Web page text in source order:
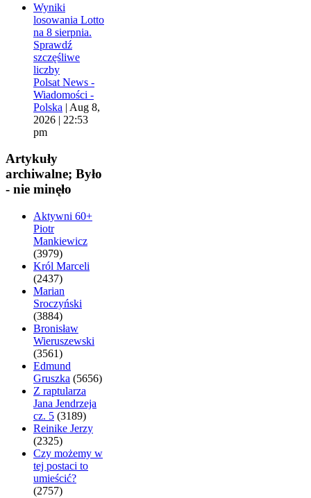
Wyniki
losowania Lotto
na 8 sierpnia.
Sprawdź
szczęśliwe
liczby
Polsat News -
Wiadomości -
Polska | Aug 8,
2026 | 22:53
pm
Artykuły
archiwalne; Było
- nie minęło
Aktywni 60+
Piotr
Mankiewicz
(3979)
Król Marceli
(2437)
Marian
Sroczyński
(3884)
Bronisław
Wieruszewski
(3561)
Edmund
Gruszka (5656)
Z raptularza
Jana Jendrzeja
cz. 5 (3189)
Reinike Jerzy
(2325)
Czy możemy w
tej postaci to
umieścić?
(2757)